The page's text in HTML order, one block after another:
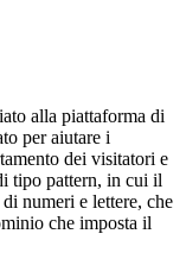
alla piattaforma di
per aiutare i
dei visitatori e
tipo pattern, in cui il
numeri e lettere, che
che imposta il